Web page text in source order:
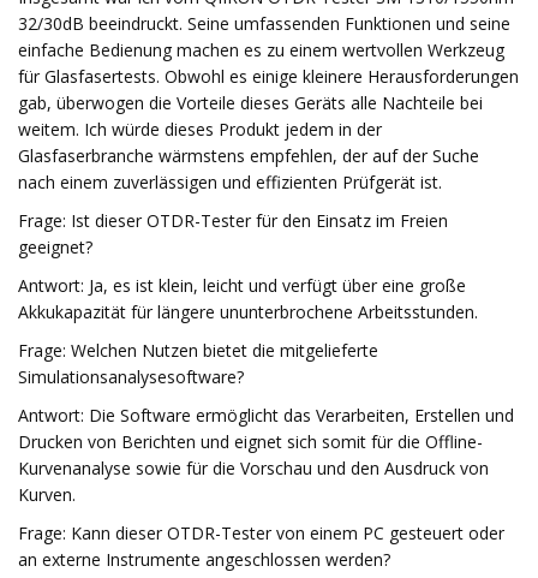
32/30dB beeindruckt. Seine umfassenden Funktionen und seine
einfache Bedienung machen es zu einem wertvollen Werkzeug
für Glasfasertests. Obwohl es einige kleinere Herausforderungen
gab, überwogen die Vorteile dieses Geräts alle Nachteile bei
weitem. Ich würde dieses Produkt jedem in der
Glasfaserbranche wärmstens empfehlen, der auf der Suche
nach einem zuverlässigen und effizienten Prüfgerät ist.
Frage: Ist dieser OTDR-Tester für den Einsatz im Freien
geeignet?
Antwort: Ja, es ist klein, leicht und verfügt über eine große
Akkukapazität für längere ununterbrochene Arbeitsstunden.
Frage: Welchen Nutzen bietet die mitgelieferte
Simulationsanalysesoftware?
Antwort: Die Software ermöglicht das Verarbeiten, Erstellen und
Drucken von Berichten und eignet sich somit für die Offline-
Kurvenanalyse sowie für die Vorschau und den Ausdruck von
Kurven.
Frage: Kann dieser OTDR-Tester von einem PC gesteuert oder
an externe Instrumente angeschlossen werden?